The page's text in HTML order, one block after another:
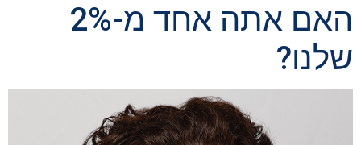
האם אתה אחד מ-2%
שלנו?